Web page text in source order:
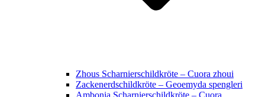
Zhous Scharnierschildkröte – Cuora zhoui
Zackenerdschildkröte – Geoemyda spengleri